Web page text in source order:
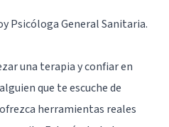
Psicóloga General Sanitaria.
una terapia y confiar en
que te escuche de
herramientas reales